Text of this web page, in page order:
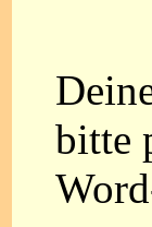
bitte